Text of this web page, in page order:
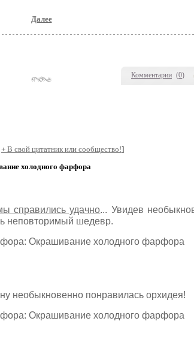
Комментарии (0)
Далее
+ В свой цитатник или сообщество!]
холодного фарфора
справились удачно... Увидев
неповторимый шедевр.
необыкновенно понравилась орхидея!